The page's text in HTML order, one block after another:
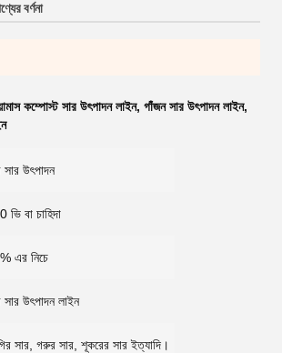
বর্ণনা
কম্পোস্ট সার উৎপাদন লাইন, গাঁজন সার উৎপাদন লাইন,
সার উৎপাদন
ভি বা চাহিদা
এর নিচে
সার উৎপাদন লাইন
সার, গরুর সার, শূকরের সার ইত্যাদি।